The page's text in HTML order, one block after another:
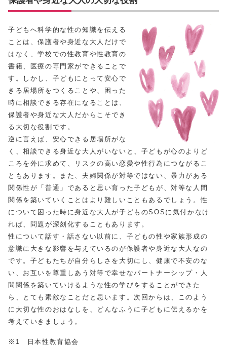
子どもへ科学的な性の知識を伝える
ことは、保護者や身近な大人だけで
はなく、学校での性教育や性教育の
書籍、医療の専門家ができることで
す。しかし、子どもにとって安心で
きる居場所をつくることや、困った
時に相談できる存在になることは、
保護者や身近な大人だからこそでき
る大切な役割です。
逆に言えば、安心できる居場所がな
く、相談できる身近な大人がいないと、子どもが心のよりど
ころを外に求めて、リスクの高い恋愛や性行為につながるこ
ともあります。また、夫婦関係が対等ではない、暴力がある
関係性が「普通」であると思い育った子どもが、対等な人間
関係を築いていくことはより難しいこともあるでしょう。性
について困った時に身近な大人が子どものSOSに気付かなけ
れば、問題が深刻化することもあります。
性について話す・話さない以前に、子どもの性や家族形成の
意識に大きな影響を与えているのが保護者や身近な大人なの
です。子どもたちが自分らしさを大切にし、健康で不安のな
い、お互いを尊重しあう対等で幸せなパートナーシップ・人
間関係を築いていけるような性の学びをすることができた
ら、とても素敵なことだと思います。次回からは、このよう
に大切な性のおはなしを、どんなふうに子どもに伝えるかを
考えていきましょう。
※1 日本性教育協会